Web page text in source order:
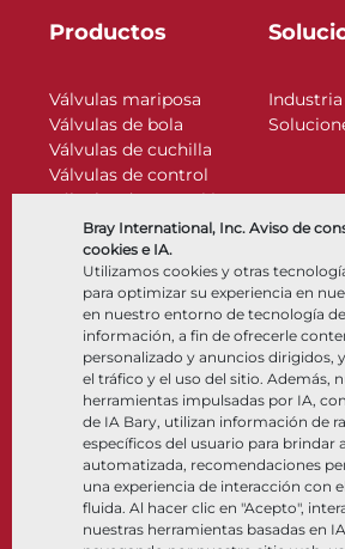
Bray International, Inc. Aviso de
cookies e IA.
Utilizamos cookies y otras
para optimizar su experiencia en
en nuestro entorno de tecnología
información, a fin de ofrecerle
personalizado y anuncios dirigidos,
el tráfico y el uso del sitio. Además,
herramientas impulsadas por IA,
de IA Bary, utilizan información de
específicos del usuario para brindar
automatizada, recomendaciones
una experiencia de interacción con
fluida. Al hacer clic en "Acepto",
nuestras herramientas basadas en
Productos
Válvulas mariposa
Válvulas de bola
Válvulas de cuchilla
Válvulas de control
Válvulas de retención
Actuadores
Accesorios de control
Criogénico
Industria
Compañía
Nosotros
Ubicaciones
Asociación
Sostenibilidad
Portal del cliente
Centro
Software